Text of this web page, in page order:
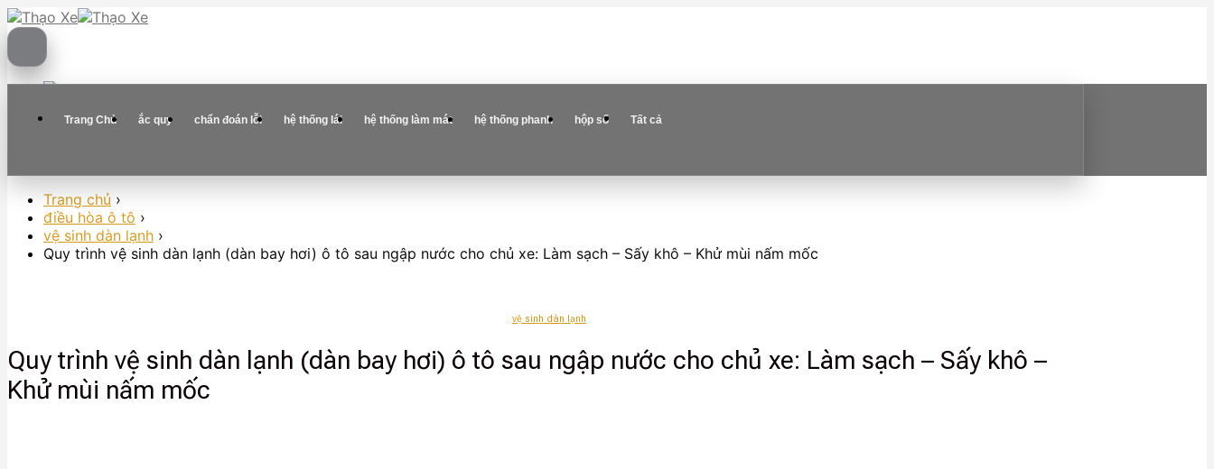
Skip
to
Trang Chủ ắc quy chẩn đoán lỗi hệ thống lái hệ thống làm mát hệ thống phanh hộp số Tất cả
Trang chủ ›
điều hòa ô tô ›
vệ sinh dàn lạnh ›
Quy trình vệ sinh dàn lạnh (dàn bay hơi) ô tô sau ngập nước cho chủ xe: Làm sạch – Sấy khô – Khử mùi nấm mốc
vệ sinh dàn lạnh
Quy trình vệ sinh dàn lạnh (dàn bay hơi) ô tô sau ngập nước cho chủ xe: Làm sạch – Sấy khô –
Khử mùi nấm mốc